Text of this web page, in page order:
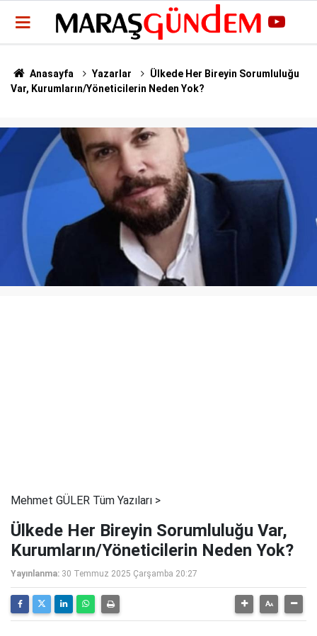
Anasayfa Yazarlar
Ülkede Her Bireyin Sorumluluğu
Var, Kurumların/Yöneticilerin Neden Yok?
Mehmet GÜLER Tüm Yazıları >
Ülkede Her Bireyin Sorumluluğu Var,
Kurumların/Yöneticilerin Neden Yok?
Yayınlanma: 30 Temmuz 2025 Çarşamba 20:27